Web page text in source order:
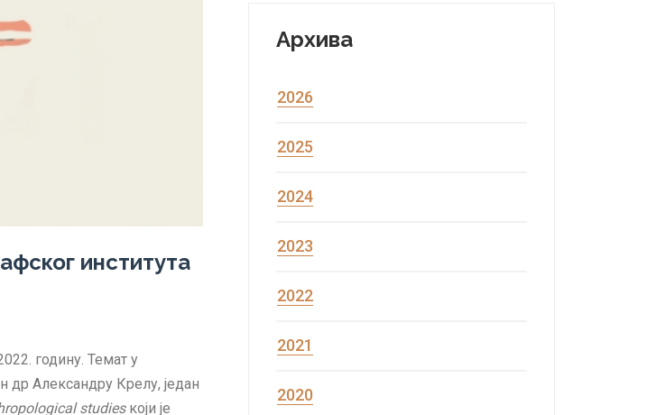
института
годину. Темат у
др Александру Крелу, један
studies који је
Архива
2026
2025
2024
2023
2022
2021
2020